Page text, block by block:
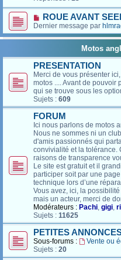
ROUE AVANT
Dernier message par
Motos
PRESENTATION
Merci de vous présenter
motos .... Avant de pouvoir
qui se trouve sous les
Sujets : 609
FORUM
Ici nous parlons de motos
Nous ne sommes ni un
d'amis passionnés qui
convivialité et la tolérance.
raisons de transparence
Le site est gratuit et il
participer soit par une
technique lors d’une
Vous avez, ici, la
mais un acteur, merci de
Modérateurs : Pachi, gigi,
Sujets : 11625
PETITES
Sous-forums : Vente ou
Sujets : 20